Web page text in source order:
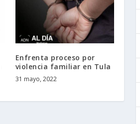
Enfrenta proceso por
violencia familiar en Tula
31 mayo, 2022